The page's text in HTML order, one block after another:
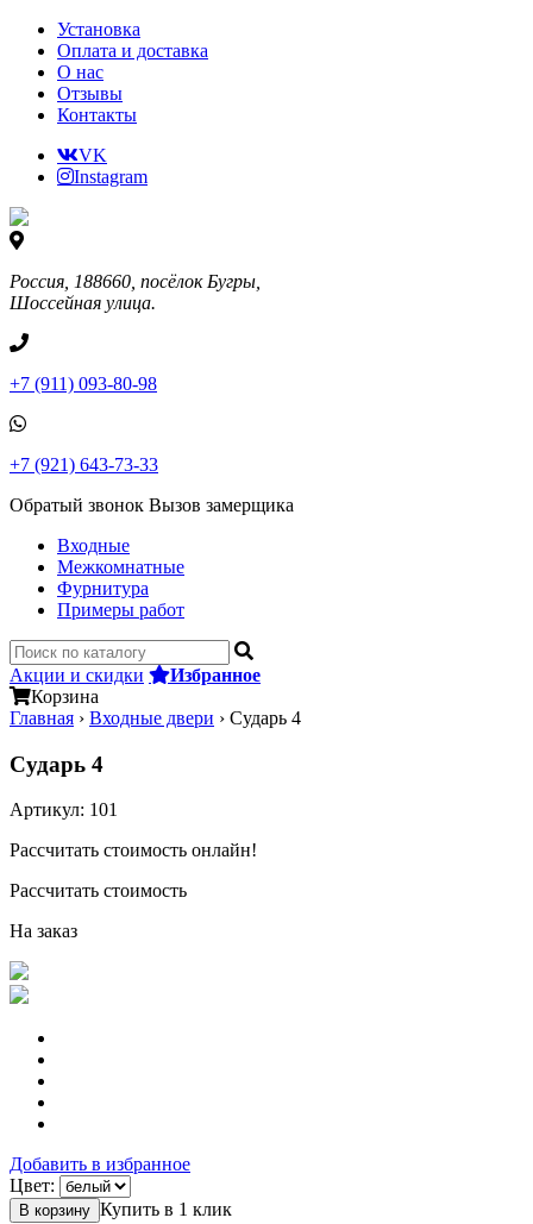
Установка
Оплата и доставка
О нас
Отзывы
Контакты
VK
Instagram
Россия, 188660, посёлок Бугры,
Шоссейная улица.
+7 (911) 093-80-98
+7 (921) 643-73-33
Обратый звонок Вызов замерщика
Входные
Межкомнатные
Фурнитура
Примеры работ
Акции и скидки Избранное
Корзина
Главная › Входные двери › Сударь 4
Сударь 4
Артикул: 101
Рассчитать стоимость онлайн!
Рассчитать стоимость
На заказ
Добавить в избранное
Цвет:
Купить в 1 клик